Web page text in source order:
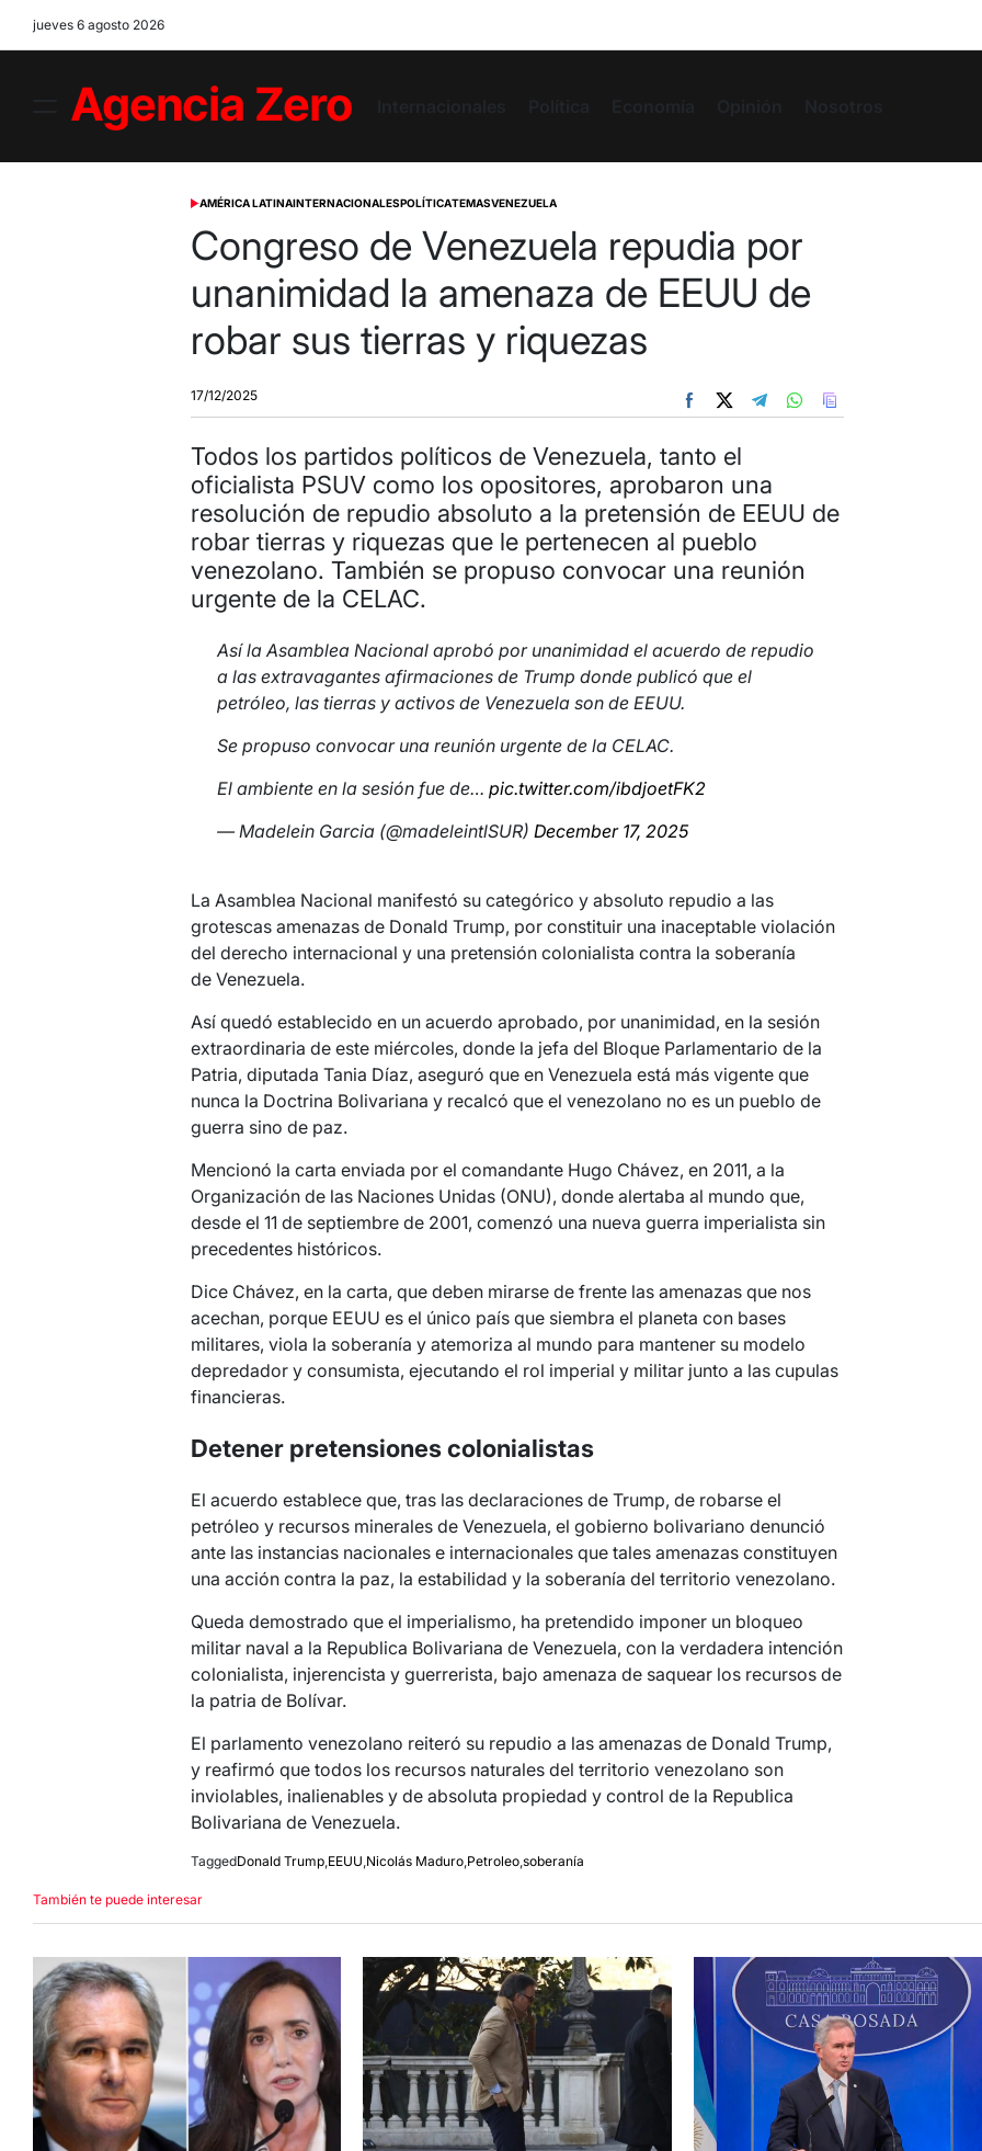
jueves 6 agosto 2026
Menu
Agencia
POSTED
AMÉRICA LATINAINTERNACIONALESPOLÍTICATEMASVENEZUELA
Congreso de Venezuela repudia por
unanimidad la amenaza de EEUU de
robar sus tierras y riquezas
17/12/2025
Todos los partidos políticos de Venezuela, tanto el
oficialista PSUV como los opositores, aprobaron una
resolución de repudio absoluto a la pretensión de EEUU de
robar tierras y riquezas que le pertenecen al pueblo
venezolano. También se propuso convocar una reunión
urgente de la CELAC.
Así la Asamblea Nacional aprobó por unanimidad el acuerdo de repudio
a las extravagantes afirmaciones de Trump donde publicó que el
petróleo, las tierras y activos de Venezuela son de EEUU.
Se propuso convocar una reunión urgente de la CELAC.
El ambiente en la sesión fue de… pic.twitter.com/ibdjoetFK2
— Madelein Garcia (@madeleintlSUR) December 17, 2025
La Asamblea Nacional manifestó su categórico y absoluto repudio a las
grotescas amenazas de Donald Trump, por constituir una inaceptable violación
del derecho internacional y una pretensión colonialista contra la soberanía
de Venezuela.
Así quedó establecido en un acuerdo aprobado, por unanimidad, en la sesión
extraordinaria de este miércoles, donde la jefa del Bloque Parlamentario de la
Patria, diputada Tania Díaz, aseguró que en Venezuela está más vigente que
nunca la Doctrina Bolivariana y recalcó que el venezolano no es un pueblo de
guerra sino de paz.
Mencionó la carta enviada por el comandante Hugo Chávez, en 2011, a la
Organización de las Naciones Unidas (ONU), donde alertaba al mundo que,
desde el 11 de septiembre de 2001, comenzó una nueva guerra imperialista sin
precedentes históricos.
Dice Chávez, en la carta, que deben mirarse de frente las amenazas que nos
acechan, porque EEUU es el único país que siembra el planeta con bases
militares, viola la soberanía y atemoriza al mundo para mantener su modelo
depredador y consumista, ejecutando el rol imperial y militar junto a las cupulas
financieras.
Detener pretensiones colonialistas
El acuerdo establece que, tras las declaraciones de Trump, de robarse el
petróleo y recursos minerales de Venezuela, el gobierno bolivariano denunció
ante las instancias nacionales e internacionales que tales amenazas constituyen
una acción contra la paz, la estabilidad y la soberanía del territorio venezolano.
Queda demostrado que el imperialismo, ha pretendido imponer un bloqueo
militar naval a la Republica Bolivariana de Venezuela, con la verdadera intención
colonialista, injerencista y guerrerista, bajo amenaza de saquear los recursos de
la patria de Bolívar.
El parlamento venezolano reiteró su repudio a las amenazas de Donald Trump,
y reafirmó que todos los recursos naturales del territorio venezolano son
inviolables, inalienables y de absoluta propiedad y control de la Republica
Bolivariana de Venezuela.
TaggedDonald Trump,EEUU,Nicolás Maduro,Petroleo,soberanía
También te puede interesar